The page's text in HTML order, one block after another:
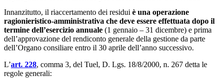
Innanzitutto, il riaccertamento dei residui è una operazione
ragionieristico-amministrativa che deve essere effettuata dopo il
termine dell’esercizio annuale (1 gennaio – 31 dicembre) e prima
dell’approvazione del rendiconto generale della gestione da parte
dell’Organo consiliare entro il 30 aprile dell’anno successivo.
L’art. 228, comma 3, del Tuel, D. Lgs. 18/8/2000, n. 267 detta le
regole generali: